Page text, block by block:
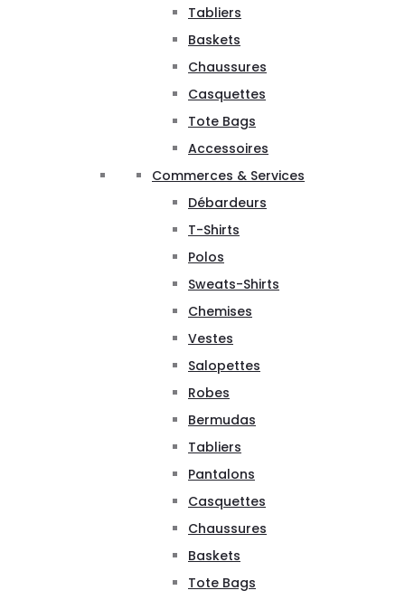
Tabliers
Baskets
Chaussures
Casquettes
Tote Bags
Accessoires
Commerces & Services
Débardeurs
T-Shirts
Polos
Sweats-Shirts
Chemises
Vestes
Salopettes
Robes
Bermudas
Tabliers
Pantalons
Casquettes
Chaussures
Baskets
Tote Bags